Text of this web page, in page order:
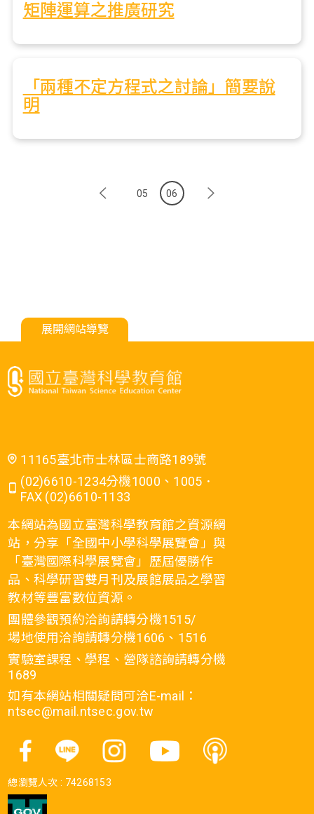
矩陣運算之推廣研究
「兩種不定方程式之討論」簡要說
明
05 06
展開網站導覽
11165臺北市士林區士商路189號
(02)6610-1234分機1000、1005．
FAX (02)6610-1133
本網站為國立臺灣科學教育館之資源網
站，分享「全國中小學科學展覽會」與
「臺灣國際科學展覽會」歷屆優勝作
品、科學研習雙月刊及展館展品之學習
教材等豐富數位資源。
團體參觀預約洽詢請轉分機1515/
場地使用洽詢請轉分機1606、1516
實驗室課程、學程、營隊諮詢請轉分機
1689
如有本網站相關疑問可洽E-mail：
ntsec@mail.ntsec.gov.tw
總瀏覽人次 : 74268153